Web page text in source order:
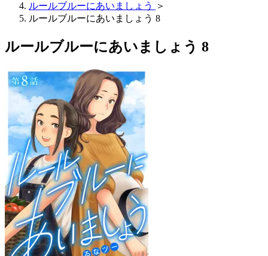
ルールブルーにあいましょう
＞
ルールブルーにあいましょう 8
ルールブルーにあいましょう 8